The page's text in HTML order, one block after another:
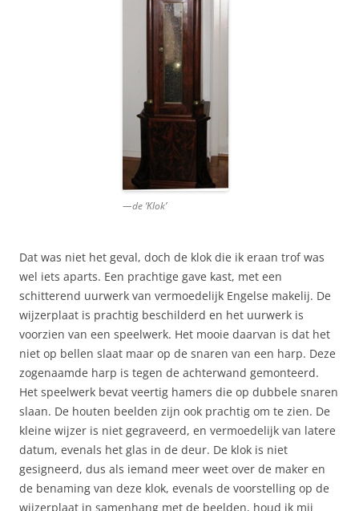
—de ‘Klok’
Dat was niet het geval, doch de klok die ik eraan trof was
wel iets aparts. Een prachtige gave kast, met een
schitterend uurwerk van vermoedelijk Engelse makelij. De
wijzerplaat is prachtig beschilderd en het uurwerk is
voorzien van een speelwerk. Het mooie daarvan is dat het
niet op bellen slaat maar op de snaren van een harp. Deze
zogenaamde harp is tegen de achterwand gemonteerd.
Het speelwerk bevat veertig hamers die op dubbele snaren
slaan. De houten beelden zijn ook prachtig om te zien. De
kleine wijzer is niet gegraveerd, en vermoedelijk van latere
datum, evenals het glas in de deur. De klok is niet
gesigneerd, dus als iemand meer weet over de maker en
de benaming van deze klok, evenals de voorstelling op de
wijzerplaat in samenhang met de beelden, houd ik mij